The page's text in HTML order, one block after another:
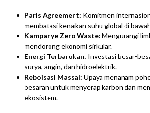
Paris Agreement: Komitmen
membatasi kenaikan suhu global di
Kampanye Zero Waste: Mengurangi
mendorong ekonomi sirkular.
Energi Terbarukan: Investasi besar-
surya, angin, dan hidroelektrik.
Reboisasi Massal: Upaya menanam
besaran untuk menyerap karbon dan
ekosistem.